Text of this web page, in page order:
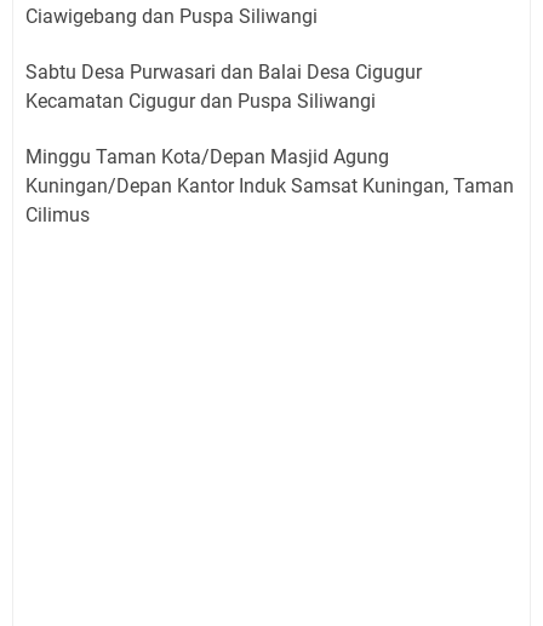
Ciawigebang dan Puspa Siliwangi
Sabtu Desa Purwasari dan Balai Desa Cigugur
Kecamatan Cigugur dan Puspa Siliwangi
Minggu Taman Kota/Depan Masjid Agung
Kuningan/Depan Kantor Induk Samsat Kuningan, Taman
Cilimus